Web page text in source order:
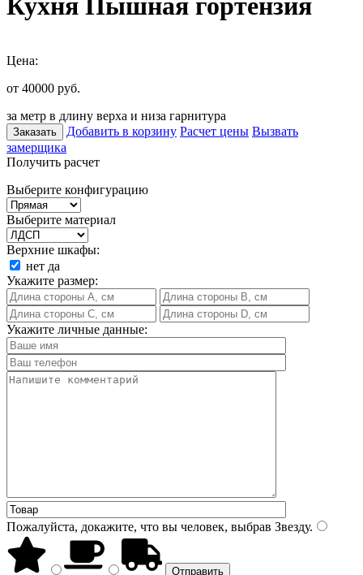
Кухня Пышная гортензия
Цена:
от 40000 руб.
за метр в длину верха и низа гарнитура
Заказать Добавить в корзину Расчет цены Вызвать
замерщика
Получить расчет
Выберите конфигурацию
Выберите материал
Верхние шкафы:
нет да
Укажите размер:
Укажите личные данные:
Пожалуйста, докажите, что вы человек, выбрав Звезду.